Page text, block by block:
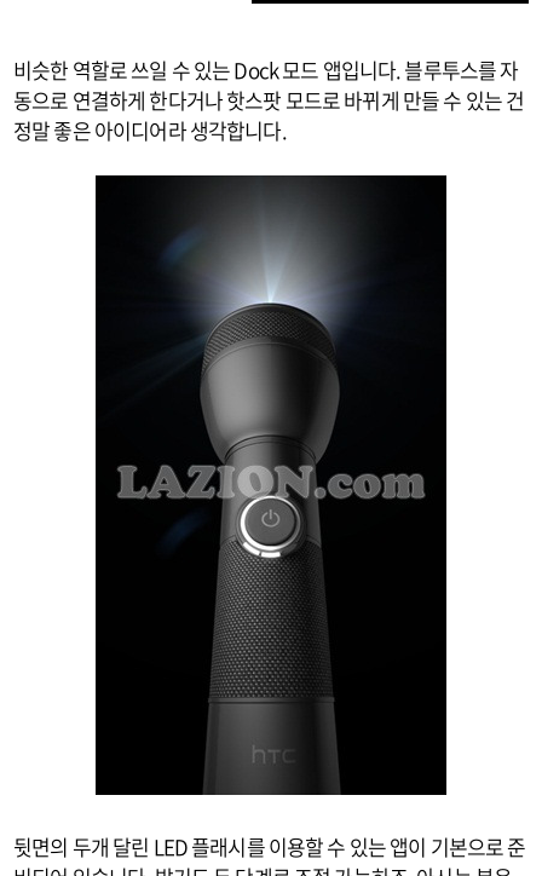
비슷한 역할로 쓰일 수 있는 Dock 모드 앱입니다. 블루투스를 자
동으로 연결하게 한다거나 핫스팟 모드로 바뀌게 만들 수 있는 건
정말 좋은 아이디어라 생각합니다.
뒷면의 두개 달린 LED 플래시를 이용할 수 있는 앱이 기본으로 준